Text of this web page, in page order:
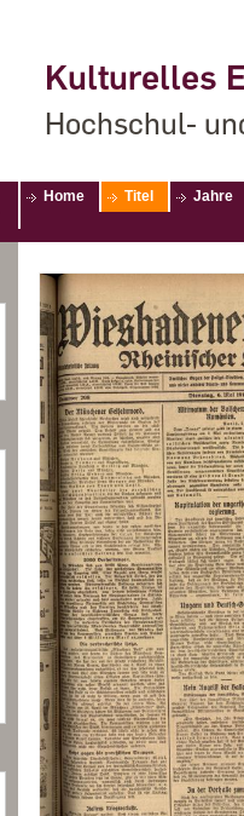
Kulturelles
Hochschul-
Home Titel Jahre